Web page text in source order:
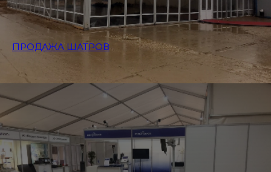
ПРОДАЖА ШАТРОВ